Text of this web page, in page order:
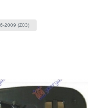
2009 (Z03)